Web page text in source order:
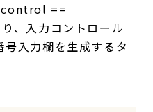
==
、入力コントロール
入力欄を生成するタ